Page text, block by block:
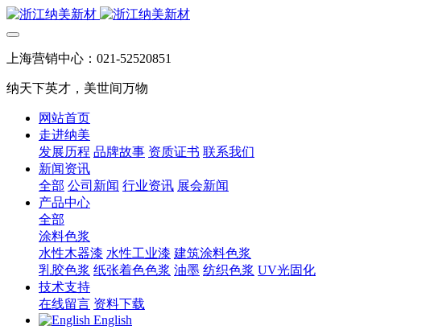
上海营销中心：021-52520851
纳天下英才，美世间万物
网站首页
走进纳美
发展历程 品牌故事 资质证书 联系我们
新闻资讯
全部 公司新闻 行业资讯 展会新闻
产品中心
全部
涂料色浆
水性木器漆 水性工业漆 建筑涂料色浆
乳胶色浆 纸张着色色浆 油墨 纺织色浆 UV光固化
技术支持
在线留言 资料下载
English